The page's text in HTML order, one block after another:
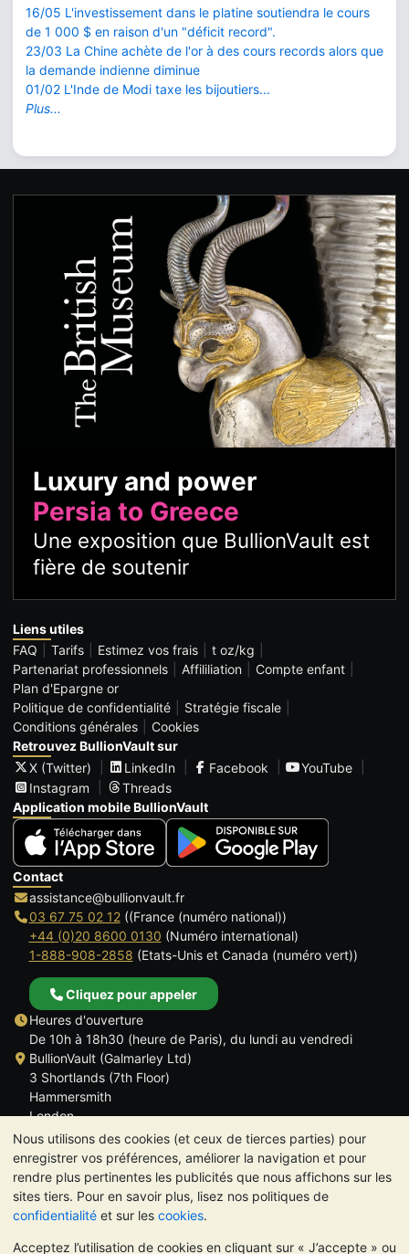
Nous utilisons des cookies (et ceux de tierces parties) pour
enregistrer vos préférences, améliorer la navigation et pour
rendre plus pertinentes les publicités que nous affichons sur les
sites tiers. Pour en savoir plus, lisez nos politiques de
confidentialité et sur les cookies.
Acceptez l’utilisation de cookies en cliquant sur « J’accepte » ou
16/05 L'investissement dans le platine soutiendra le cours
de 1 000 $ en raison d'un "déficit record".
23/03 La Chine achète de l'or à des cours records alors que
la demande indienne diminue
01/02 L'Inde de Modi taxe les bijoutiers...
Plus...
Luxury and power
Persia to Greece
Une exposition que BullionVault est
fière de soutenir
Liens utiles
FAQ
Tarifs Estimez vos frais
t oz/kg
Partenariat professionnels
Affililiation
Compte enfant
Plan d'Epargne or
Politique de confidentialité
Stratégie fiscale
Conditions générales
Cookies
Retrouvez BullionVault sur
X (Twitter)
LinkedIn Facebook
YouTube
Instagram
Threads
Application mobile BullionVault
Contact
assistance@bullionvault.fr
03 67 75 02 12((France (numéro national))
+44 (0)20 8600 0130 (Numéro international)
1-888-908-2858 (Etats-Unis et Canada (numéro vert))
Cliquez pour appeler
Heures d'ouverture
De 10h à 18h30 (heure de Paris), du lundi au vendredi
BullionVault (Galmarley Ltd)
3 Shortlands (7th Floor)
Hammersmith
London
W6 8DA
ROYAUME UNI
TrustScore 4.6 | 534 avis